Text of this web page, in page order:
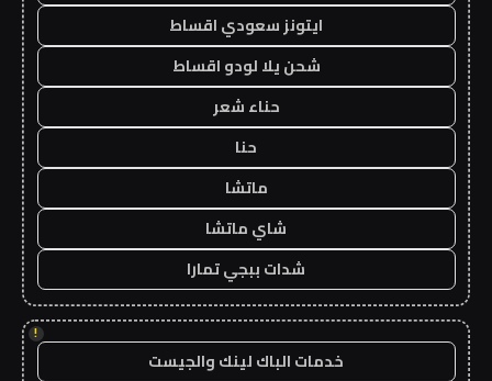
ايتونز سعودي اقساط
شحن يلا لودو اقساط
حناء شعر
حنا
ماتشا
شاي ماتشا
شدات ببجي تمارا
!
خدمات الباك لينك والجيست